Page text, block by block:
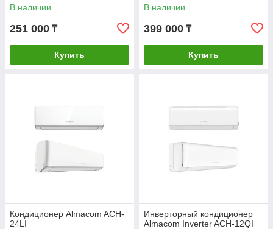
В наличии
251 000 ₸
Купить
В наличии
399 000 ₸
Купить
Кондиционер Almacom ACH-
24LI
Инверторный кондиционер
Almacom Inverter ACH-12QI